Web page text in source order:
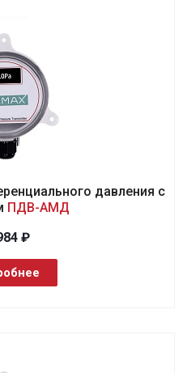
давления с
ПДВ-АМД
₽